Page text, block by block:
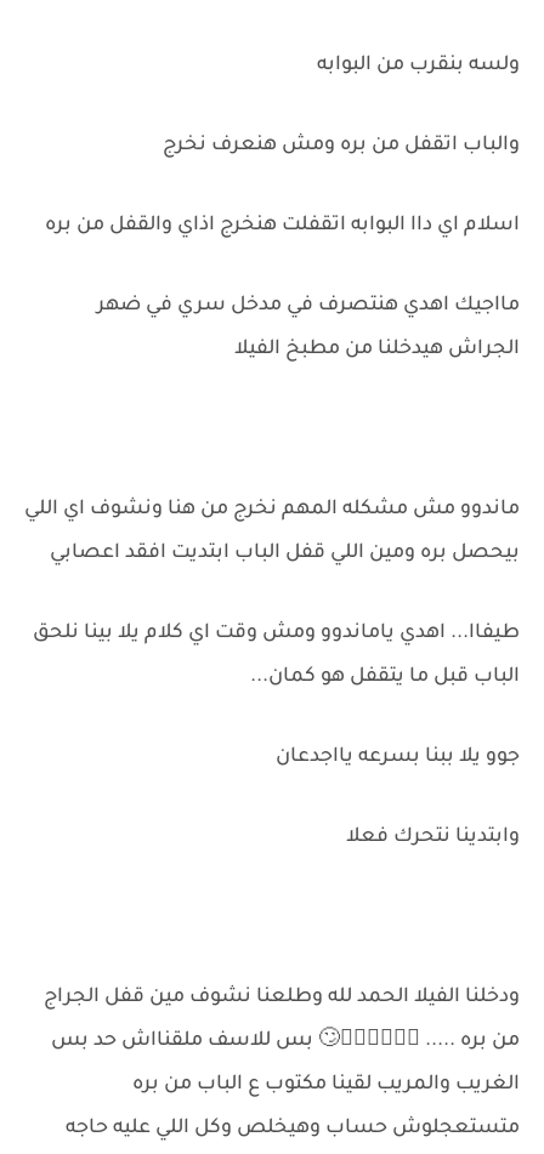
ولسه بنقرب من البوابه
والباب اتقفل من بره ومش هنعرف نخرج
اسلام اي داا البوابه اتقفلت هنخرج اذاي والقفل من بره
مااجيك اهدي هنتصرف في مدخل سري في ضهر
الجراش هيدخلنا من مطبخ الفيلا
ماندوو مش مشكله المهم نخرج من هنا ونشوف اي اللي
بيحصل بره ومين اللي قفل الباب ابتديت افقد اعصابي
طيفاا... اهدي ياماندوو ومش وقت اي كلام يلا بينا نلحق
الباب قبل ما يتقفل هو كمان...
جوو يلا ببنا بسرعه يااجدعان
وابتدينا نتحرك فعلا
ودخلنا الفيلا الحمد لله وطلعنا نشوف مين قفل الجراج
من بره ..... 🙆🏻‍♂️🙆🏻‍♂️🙄 بس للاسف ملقنااش حد بس
الغريب والمريب لقينا مكتوب ع الباب من بره
متستعجلوش حساب وهيخلص وكل اللي عليه حاجه